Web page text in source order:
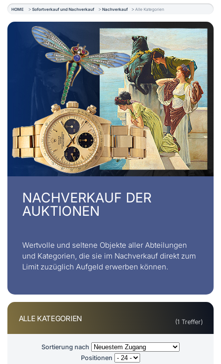
HOME Sofortverkauf und Nachverkauf Nachverkauf Alle Kategorien
NACHVERKAUF DER
AUKTIONEN
Wertvolle und seltene Objekte aller Abteilungen
und Kategorien, die sie im Nachverkauf direkt zum
Limit zuzüglich Aufgeld erwerben können.
ALLE KATEGORIEN (1 Treffer)
Sortierung nach
Positionen